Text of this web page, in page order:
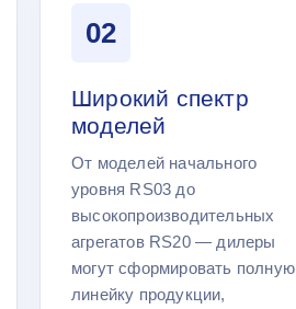
02
Широкий спектр
моделей
От моделей начального
уровня RS03 до
высокопроизводительных
агрегатов RS20 — дилеры
могут сформировать полную
линейку продукции,